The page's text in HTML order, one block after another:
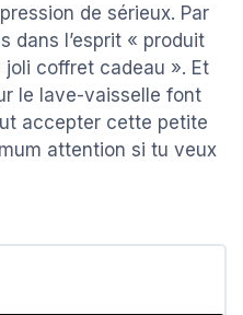
de sérieux. Par
dans l’esprit « produit
coffret cadeau ». Et
le lave-vaisselle font
accepter cette petite
attention si tu veux